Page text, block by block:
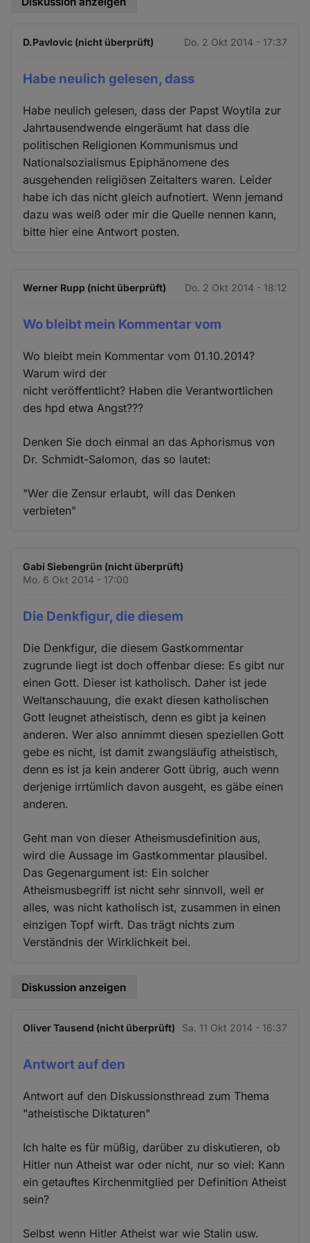
D.Pavlovic (nicht überprüft) Do. 2 Okt 2014 - 17:37
Habe neulich gelesen, dass
Habe neulich gelesen, dass der Papst Woytila zur
Jahrtausendwende eingeräumt hat dass die
politischen Religionen Kommunismus und
Nationalsozialismus Epiphänomene des
ausgehenden religiösen Zeitalters waren. Leider
habe ich das nicht gleich aufnotiert. Wenn jemand
dazu was weiß oder mir die Quelle nennen kann,
bitte hier eine Antwort posten.
Werner Rupp (nicht überprüft) Do. 2 Okt 2014 - 18:12
Wo bleibt mein Kommentar vom
Wo bleibt mein Kommentar vom 01.10.2014?
Warum wird der
nicht veröffentlicht? Haben die Verantwortlichen
des hpd etwa Angst???
Denken Sie doch einmal an das Aphorismus von
Dr. Schmidt-Salomon, das so lautet:
"Wer die Zensur erlaubt, will das Denken
verbieten"
Gabi Siebengrün (nicht überprüft)
Mo. 6 Okt 2014 - 17:00
Die Denkfigur, die diesem
Die Denkfigur, die diesem Gastkommentar
zugrunde liegt ist doch offenbar diese: Es gibt nur
einen Gott. Dieser ist katholisch. Daher ist jede
Weltanschauung, die exakt diesen katholischen
Gott leugnet atheistisch, denn es gibt ja keinen
anderen. Wer also annimmt diesen speziellen Gott
gebe es nicht, ist damit zwangsläufig atheistisch,
denn es ist ja kein anderer Gott übrig, auch wenn
derjenige irrtümlich davon ausgeht, es gäbe einen
anderen.
Geht man von dieser Atheismusdefinition aus,
wird die Aussage im Gastkommentar plausibel.
Das Gegenargument ist: Ein solcher
Atheismusbegriff ist nicht sehr sinnvoll, weil er
alles, was nicht katholisch ist, zusammen in einen
einzigen Topf wirft. Das trägt nichts zum
Verständnis der Wirklichkeit bei.
Diskussion anzeigen
Oliver Tausend (nicht überprüft) Sa. 11 Okt 2014 - 16:37
Antwort auf den
Antwort auf den Diskussionsthread zum Thema
"atheistische Diktaturen"
Ich halte es für müßig, darüber zu diskutieren, ob
Hitler nun Atheist war oder nicht, nur so viel: Kann
ein getauftes Kirchenmitglied per Definition Atheist
sein?
Selbst wenn Hitler Atheist war wie Stalin usw.